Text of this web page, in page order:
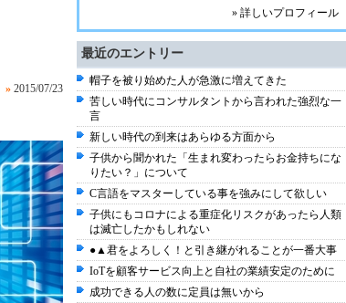
» 2015/07/23
» 詳しいプロフィール
最近のエントリー
帽子を被り始めた人が急激に増えてきた
苦しい時代にコンサルタントから言われた強烈な一
言
新しい時代の到来はあらゆる方面から
子供から聞かれた「生まれ変わったらお金持ちにな
りたい？」について
C言語をマスターしている事を強みにして欲しい
子供にもコロナによる重症化リスクがあったら人類
は滅亡したかもしれない
●▲君をよろしく！と引き継がれることが一番大事
IoTを顧客サービス向上と自社の業績安定のために
成功できる人の数に定員は無いから